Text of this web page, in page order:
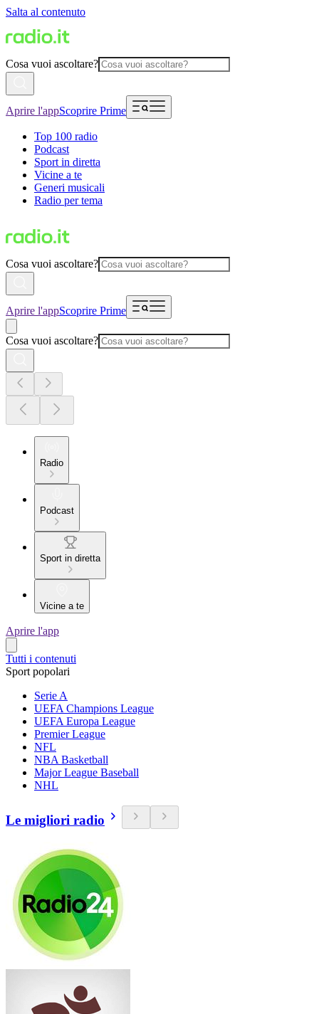
Salta al contenuto
Cosa vuoi ascoltare?
Aprire l'appScoprire Prime
Top 100 radio
Podcast
Sport in diretta
Vicine a te
Generi musicali
Radio per tema
Cosa vuoi ascoltare?
Aprire l'appScoprire Prime
Cosa vuoi ascoltare?
Radio
Podcast
Sport in diretta
Vicine a te
Aprire l'app
Tutti i contenuti
Sport popolari
Serie A
UEFA Champions League
UEFA Europa League
Premier League
NFL
NBA Basketball
Major League Baseball
NHL
Le migliori radio